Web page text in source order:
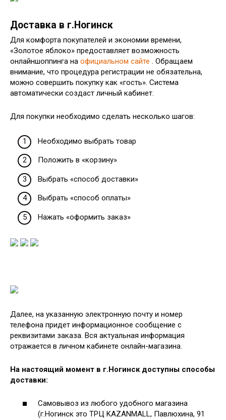
Доставка в г.Ногинск
Для комфорта покупателей и экономии времени,
«Золотое яблоко» предоставляет возможность
онлайншоппинга на официальном сайте . Обращаем
внимание, что процедура регистрации не обязательна,
можно совершить покупку как «гость». Система
автоматически создаст личный кабинет.
Для покупки необходимо сделать несколько шагов:
Необходимо выбрать товар
Положить в «корзину»
Выбрать «способ доставки»
Выбрать «способ оплаты»
Нажать «оформить заказ»
Далее, на указанную электронную почту и номер
телефона придет информационное сообщение с
реквизитами заказа. Вся актуальная информация
отражается в личном кабинете онлайн-магазина.
На настоящий момент в г.Ногинск доступны способы
доставки:
Самовывоз из любого удобного магазина
(г.Ногинск это ТРЦ KAZANMALL, Павлюхина, 91